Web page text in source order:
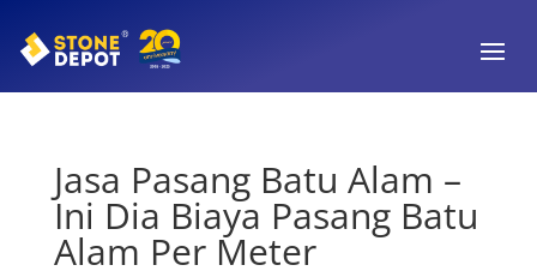
Jasa Pasang Batu Alam –
Ini Dia Biaya Pasang Batu
Alam Per Meter